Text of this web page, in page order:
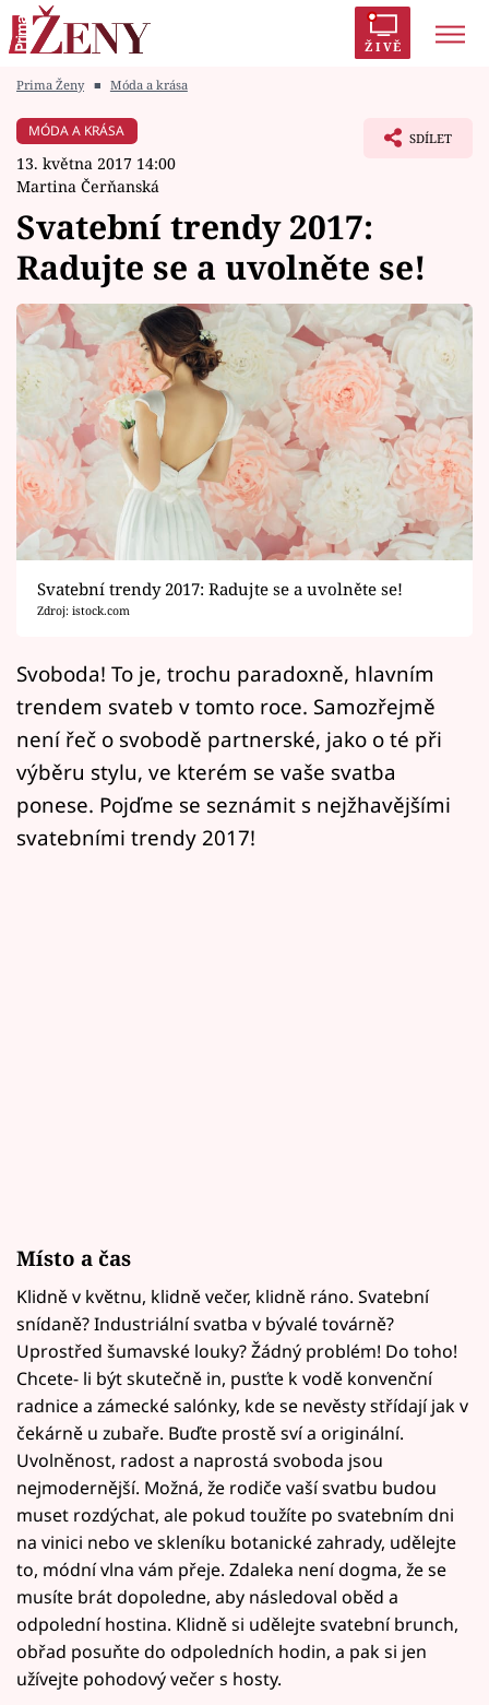
ŽIVĚ
Módní alarm
Témata
Celebrity
Vztahy
Seriály
Horoskopy
Sledujte prima+
Filmový festival Karlovy Vary
Mámy sobě
Přihlášení
Prima Ženy ■ Móda a krása
MÓDA A KRÁSA
13. května 2017 14:00
Martina Čerňanská
SDÍLET
Svatební trendy 2017:
Radujte se a uvolněte se!
Svatební trendy 2017: Radujte se a uvolněte se!
Zdroj: istock.com
Svoboda! To je, trochu paradoxně, hlavním
trendem svateb v tomto roce. Samozřejmě
není řeč o svobodě partnerské, jako o té při
výběru stylu, ve kterém se vaše svatba
ponese. Pojďme se seznámit s nejžhavějšími
svatebními trendy 2017!
Místo a čas
Klidně v květnu, klidně večer, klidně ráno. Svatební
snídaně? Industriální svatba v bývalé továrně?
Uprostřed šumavské louky? Žádný problém! Do toho!
Chcete- li být skutečně in, pusťte k vodě konvenční
radnice a zámecké salónky, kde se nevěsty střídají jak v
čekárně u zubaře. Buďte prostě sví a originální.
Uvolněnost, radost a naprostá svoboda jsou
nejmodernější. Možná, že rodiče vaší svatbu budou
muset rozdýchat, ale pokud toužíte po svatebním dni
na vinici nebo ve skleníku botanické zahrady, udělejte
to, módní vlna vám přeje. Zdaleka není dogma, že se
musíte brát dopoledne, aby následoval oběd a
odpolední hostina. Klidně si udělejte svatební brunch,
obřad posuňte do odpoledních hodin, a pak si jen
užívejte pohodový večer s hosty.